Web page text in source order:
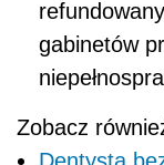
gabinetów
Zobacz